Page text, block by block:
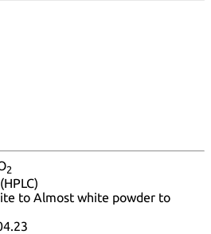
2
to Almost white powder to